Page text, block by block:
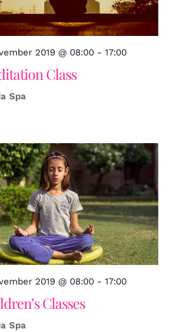
2019 @ 08:00- 17:00
Class
Spa
2019 @ 08:00- 17:00
Classes
Spa